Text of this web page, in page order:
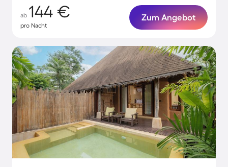
ab 144 €
pro Nacht
Zum Angebot